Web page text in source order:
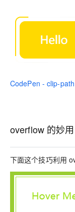
CodePen - clip-
overflow 的妙用
下面这个技巧利用